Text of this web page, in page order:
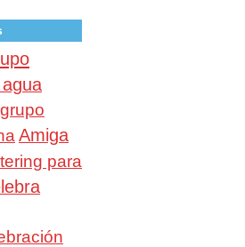
Amiga
para